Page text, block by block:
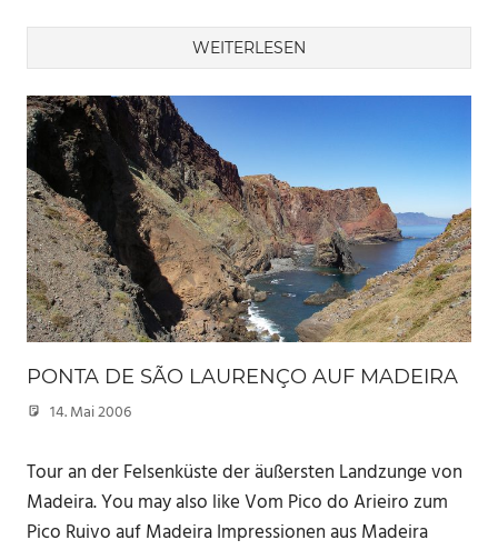
WEITERLESEN
PONTA DE SÃO LAURENÇO AUF MADEIRA
14. Mai 2006
Tour an der Felsenküste der äußersten Landzunge von
Madeira. You may also like Vom Pico do Arieiro zum
Pico Ruivo auf Madeira Impressionen aus Madeira